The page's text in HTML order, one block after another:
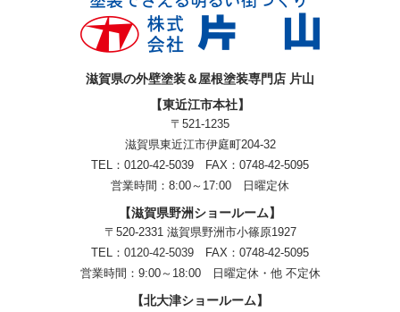
滋賀県の外壁塗装＆屋根塗装専門店 片山
【東近江市本社】
〒521-1235
滋賀県東近江市伊庭町204-32
TEL：0120-42-5039 FAX：0748-42-5095
営業時間：8:00～17:00 日曜定休
【滋賀県野洲ショールーム】
〒520-2331 滋賀県野洲市小篠原1927
TEL： 0120-42-5039 FAX：0748-42-5095
営業時間：9:00～18:00
日曜定休・他 不定休
【北大津ショールーム】